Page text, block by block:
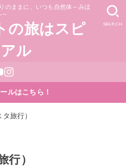
のままに、いつも自然体～みほ
～
の旅はスピ
ル
SEARCH
ルはこちら！
旅行）
行）